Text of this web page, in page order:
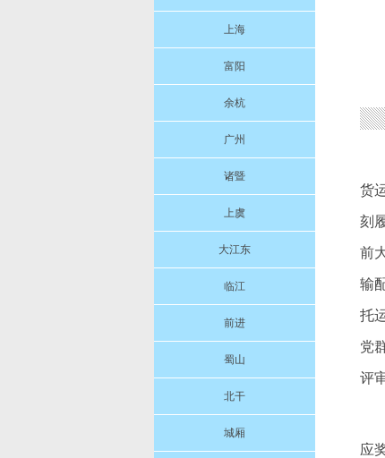
上海
富阳
余杭
广州
诸暨
上虞
大江东
临江
前进
蜀山
北干
城厢
货
刻
前
输
托
党
评
应